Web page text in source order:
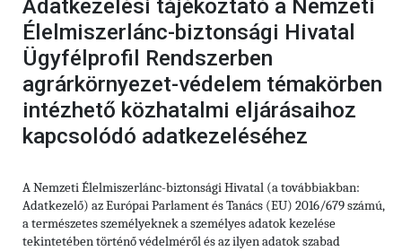
Adatkezelési tájékoztató a Nemzeti
Élelmiszerlánc-biztonsági Hivatal
Ügyfélprofil Rendszerben
agrárkörnyezet-védelem témakörben
intézhető közhatalmi eljárásaihoz
kapcsolódó adatkezeléséhez
A Nemzeti Élelmiszerlánc-biztonsági Hivatal (a továbbiakban:
Adatkezelő) az Európai Parlament és Tanács (EU) 2016/679 számú,
a természetes személyeknek a személyes adatok kezelése
tekintetében történő védelméről és az ilyen adatok szabad